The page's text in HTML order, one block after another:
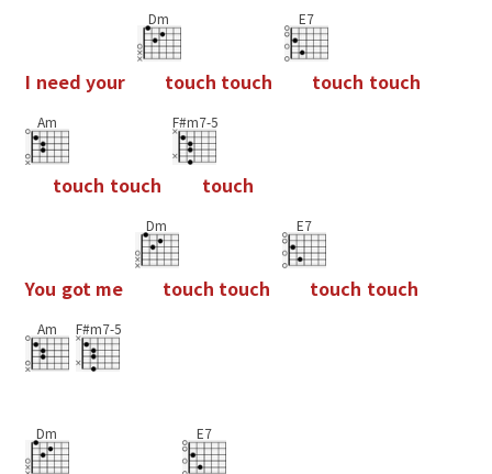
I need your
Dm
touch touch
E7
touch touch
Am
touch touch
F#m7-5
touch
You got me
Dm
touch touch
E7
touch touch
Am F#m7-5
Dm E7